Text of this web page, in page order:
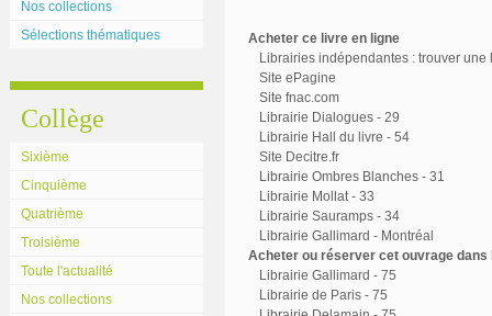
Nos collections
Sélections thématiques
Collège
Sixième
Cinquième
Quatrième
Troisième
Toute l'actualité
Nos collections
Acheter ce livre en ligne
Librairies indépendantes : trouver une
Site ePagine
Site fnac.com
Librairie Dialogues - 29
Librairie Hall du livre - 54
Site Decitre.fr
Librairie Ombres Blanches - 31
Librairie Mollat - 33
Librairie Sauramps - 34
Librairie Gallimard - Montréal
Acheter ou réserver cet ouvrage
Librairie Gallimard - 75
Librairie de Paris - 75